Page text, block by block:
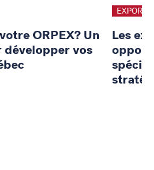
ORPEX? Un
vos
Les